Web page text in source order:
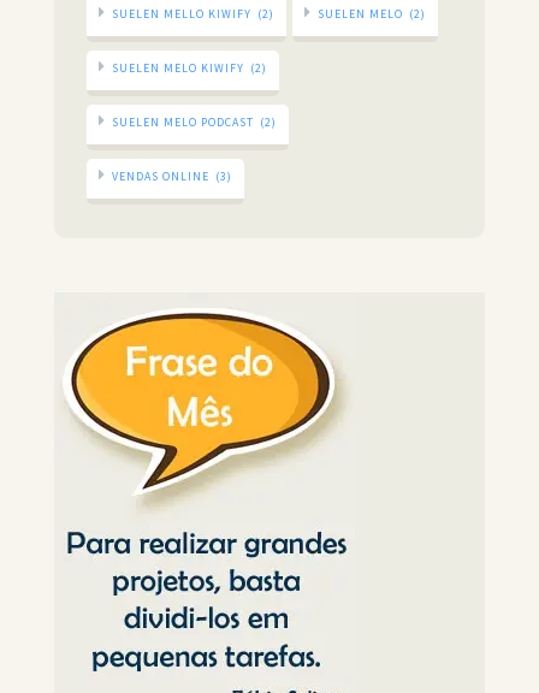
SUELEN MELLO KIWIFY (2) SUELEN MELO (2)
SUELEN MELO KIWIFY (2)
SUELEN MELO PODCAST (2)
VENDAS ONLINE (3)